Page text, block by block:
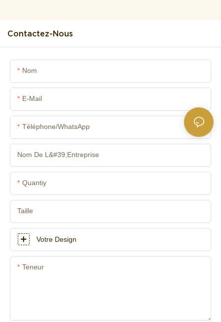
Contactez-Nous
Nom
E-Mail
Téléphone/WhatsApp
Nom De L&#39;entreprise
Quantiy
Taille
Votre Design
Teneur